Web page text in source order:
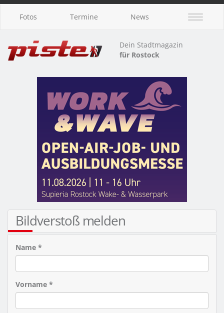
Fotos Termine News
Dein Stadtmagazin
für Rostock
Bildverstoß melden
Name *
Vorname *